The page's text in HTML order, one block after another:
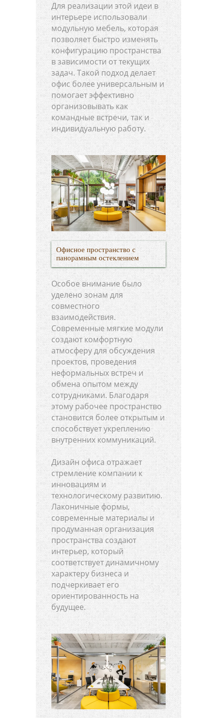
Для реализации этой идеи в
интерьере использовали
модульную мебель, которая
позволяет быстро изменять
конфигурацию пространства
в зависимости от текущих
задач. Такой подход делает
офис более универсальным и
помогает эффективно
организовывать как
командные встречи, так и
индивидуальную работу.
Офисное пространство с
панорамным остеклением
Особое внимание было
уделено зонам для
совместного
взаимодействия.
Современные мягкие модули
создают комфортную
атмосферу для обсуждения
проектов, проведения
неформальных встреч и
обмена опытом между
сотрудниками. Благодаря
этому рабочее пространство
становится более открытым и
способствует укреплению
внутренних коммуникаций.
Дизайн офиса отражает
стремление компании к
инновациям и
технологическому развитию.
Лаконичные формы,
современные материалы и
продуманная организация
пространства создают
интерьер, который
соответствует динамичному
характеру бизнеса и
подчеркивает его
ориентированность на
будущее.